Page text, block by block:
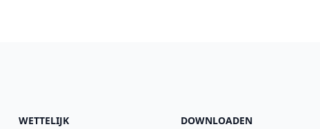
WETTELIJK DOWNLOADEN